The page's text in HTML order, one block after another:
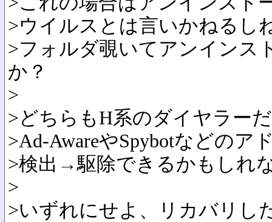
>ウイルスとは言いかねるし
>フォルダ覗いてアンインス
か？
>
>どちらもH系のダイヤラー
>Ad-AwareやSpybotなどのア
>検出→駆除できるかもしれ
>
>いずれにせよ、リカバリし